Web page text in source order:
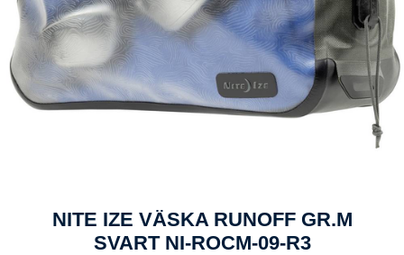
NITE IZE VÄSKA RUNOFF GR.M
SVART NI-ROCM-09-R3